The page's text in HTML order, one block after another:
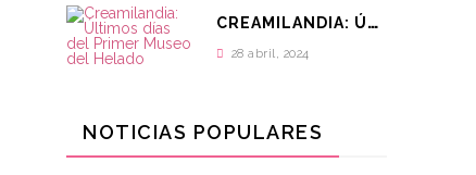
C
REAMILANDIA: ÚLTIMOS DÍAS DEL PRIMER MUSEO DEL HELADO
28 abril, 2024
NOTICIAS POPULARES
OBONO Y LA LUCHA LGTBI
CONTROVERSIA DE J.K.
ROWLING Y LA NUEVA LEY
LA SOMBRA DE LA
DISCRIMINACIÓN: EL